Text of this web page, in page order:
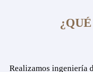
¿QUÉ
Realizamos ingeniería